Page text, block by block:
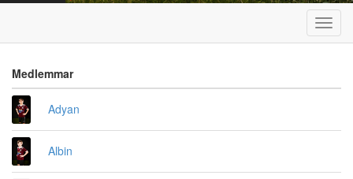
Medlemmar
Adyan
Albin